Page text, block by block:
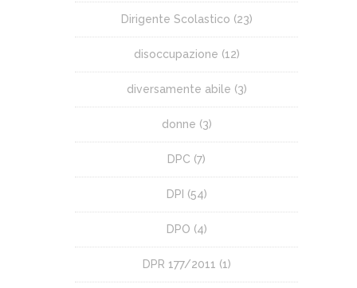
Dirigente Scolastico (23)
disoccupazione (12)
diversamente abile (3)
donne (3)
DPC (7)
DPI (54)
DPO (4)
DPR 177/2011 (1)